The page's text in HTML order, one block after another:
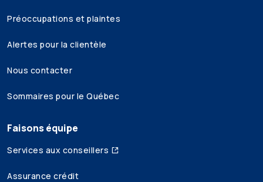
Préoccupations et plaintes
Alertes pour la clientèle
Nous contacter
Sommaires pour le Québec
Faisons équipe
Services aux conseillers
Assurance crédit